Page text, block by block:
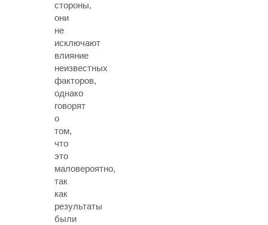
стороны,
они
не
исключают
влияние
неизвестных
факторов,
однако
говорят
о
том,
что
это
маловероятно,
так
как
результаты
были